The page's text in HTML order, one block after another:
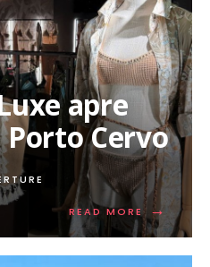
apre
Cervo
READ MORE →
READ
MORE:
MISS
BIKINI